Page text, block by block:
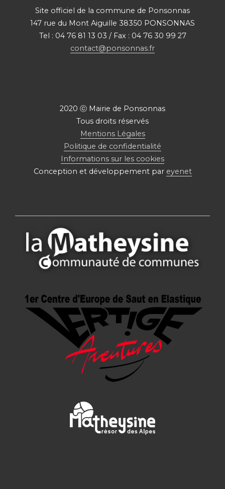
Site officiel de la commune de Ponsonnas
147 rue du Mont Aiguille 38350 PONSONNAS
Tel : 04 76 81 13 03 / Fax : 04 76 30 99 27
contact@ponsonnas.fr
2020 ⓒ Mairie de Ponsonnas
Tous droits réservés
Mentions Légales
Politique de confidentialité
Informations sur les cookies
Conception et développement par eyenet